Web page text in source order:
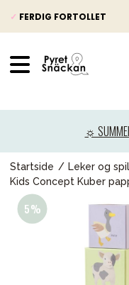
✓ FERDIG FORTOLLET
☼
Startside
Leker og
Kids Concept Kuber